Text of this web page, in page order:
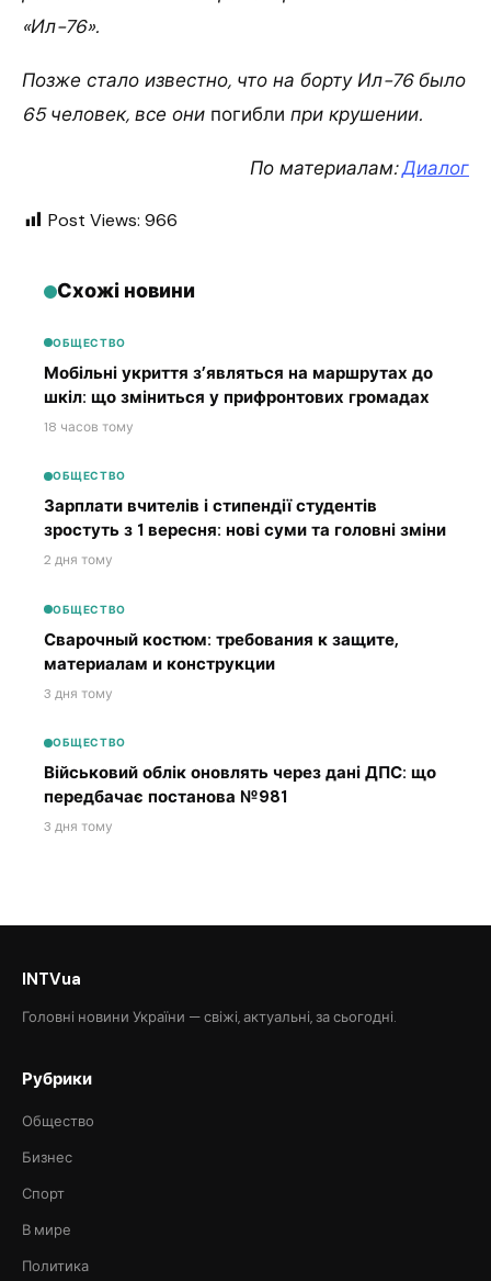
«Ил-76».
Позже стало известно, что на борту Ил-76 было
65 человек, все они погибли при крушении.
По материалам:Диалог
Post Views: 966
Схожі новини
ОБЩЕСТВО
Мобільні укриття з’являться на маршрутах до
шкіл: що зміниться у прифронтових громадах
18 часов тому
ОБЩЕСТВО
Зарплати вчителів і стипендії студентів
зростуть з 1 вересня: нові суми та головні зміни
2 дня тому
ОБЩЕСТВО
Сварочный костюм: требования к защите,
материалам и конструкции
3 дня тому
ОБЩЕСТВО
Військовий облік оновлять через дані ДПС: що
передбачає постанова №981
3 дня тому
INTVua
Головні новини України — свіжі, актуальні, за сьогодні.
Рубрики
Общество
Бизнес
Спорт
В мире
Политика